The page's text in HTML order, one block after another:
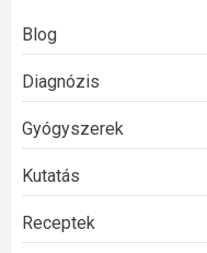
Blog
Diagnózis
Gyógyszerek
Kutatás
Receptek